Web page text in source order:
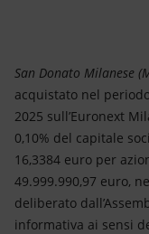
Scenari energetici
San Donato Milanese
acquistato nel
2025 sull’Euronext
0,10% del capitale
16,3384 euro per
49.999.990,97 euro,
deliberato
informativa ai sensi